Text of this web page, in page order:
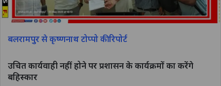
बलरामपुर से कृष्णनाथ टोप्पो की रिपोर्ट
उचित कार्यवाही नहीं होने पर प्रशासन के कार्यक्रमों का करेंगे
बहिस्कार